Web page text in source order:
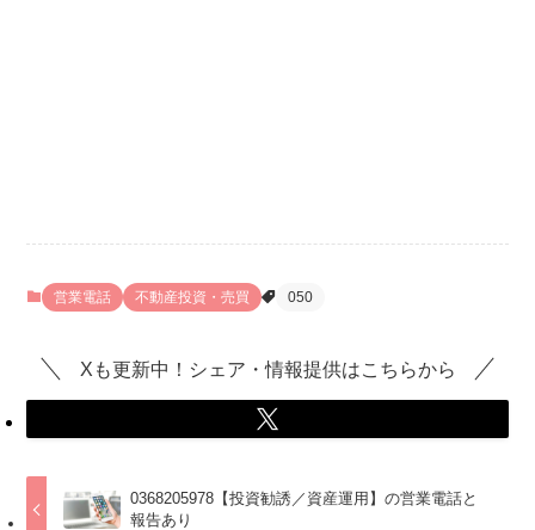
営業電話 不動産投資・売買 050
Xも更新中！シェア・情報提供はこちらから
0368205978【投資勧誘／資産運用】の営業電話と
報告あり